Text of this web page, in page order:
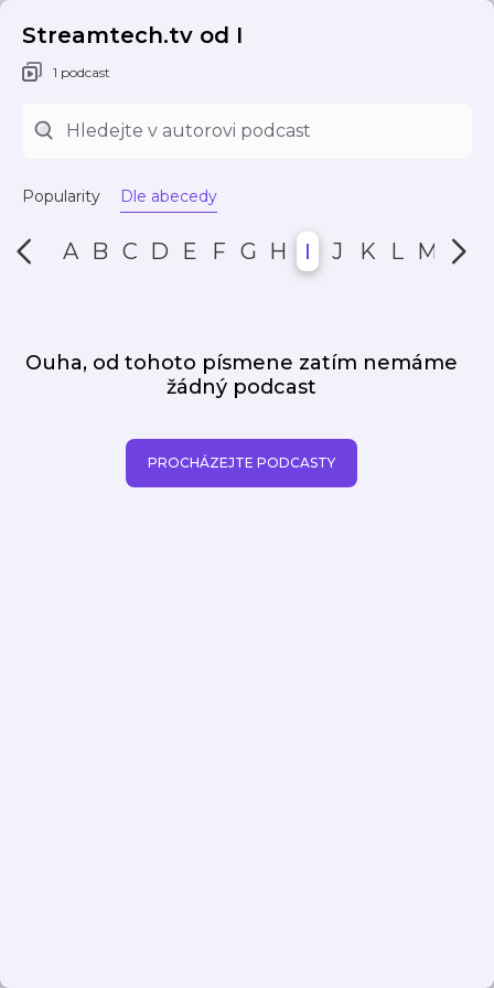
Streamtech.tv od I
1 podcast
Popularity Dle abecedy
A B C D E F G H I J K L M N
Ouha, od tohoto písmene zatím nemáme
žádný podcast
PROCHÁZEJTE PODCASTY